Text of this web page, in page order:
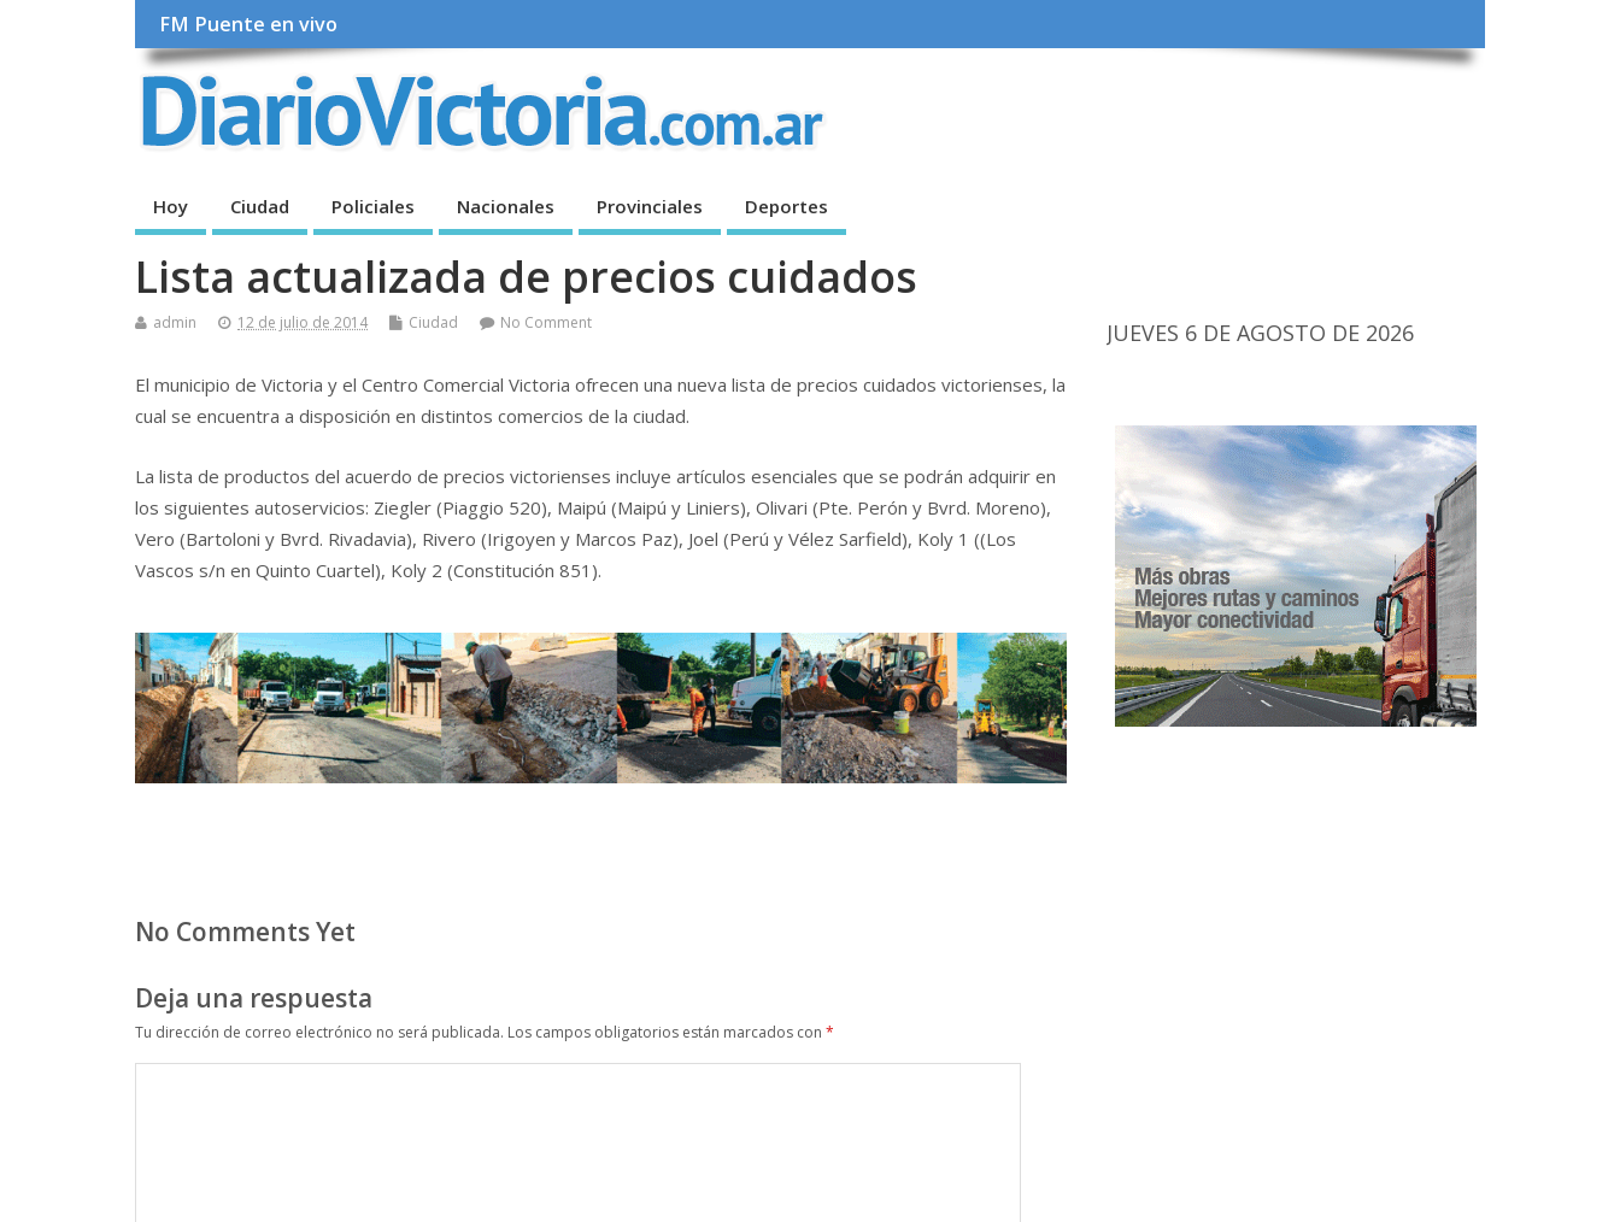
FM Puente en vivo
Hoy Ciudad Policiales Nacionales Provinciales Deportes
Lista actualizada de precios cuidados
admin 12 de julio de 2014 Ciudad No Comment
El municipio de Victoria y el Centro Comercial Victoria ofrecen una nueva lista de precios cuidados victorienses, la
cual se encuentra a disposición en distintos comercios de la ciudad.
La lista de productos del acuerdo de precios victorienses incluye artículos esenciales que se podrán adquirir en
los siguientes autoservicios: Ziegler (Piaggio 520), Maipú (Maipú y Liniers), Olivari (Pte. Perón y Bvrd. Moreno),
Vero (Bartoloni y Bvrd. Rivadavia), Rivero (Irigoyen y Marcos Paz), Joel (Perú y Vélez Sarfield), Koly 1 ((Los
Vascos s/n en Quinto Cuartel), Koly 2 (Constitución 851).
No Comments Yet
Deja una respuesta
Tu dirección de correo electrónico no será publicada. Los campos obligatorios están marcados con *
JUEVES 6 DE AGOSTO DE 2026